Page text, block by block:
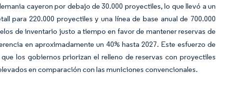
cayeron por debajo de 30.000 proyectiles, lo que llevó a un
para 220.000 proyectiles y una línea de base anual de 700.000
de inventario justo a tiempo en favor de mantener reservas de
en aproximadamente un 40% hasta 2027. Este esfuerzo de
los gobiernos priorizan el relleno de reservas con proyectiles
en comparación con las municiones convencionales.